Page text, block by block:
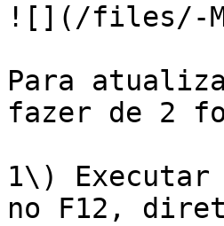
![](/files/-
Para
fazer de 2
1\)
no F12,